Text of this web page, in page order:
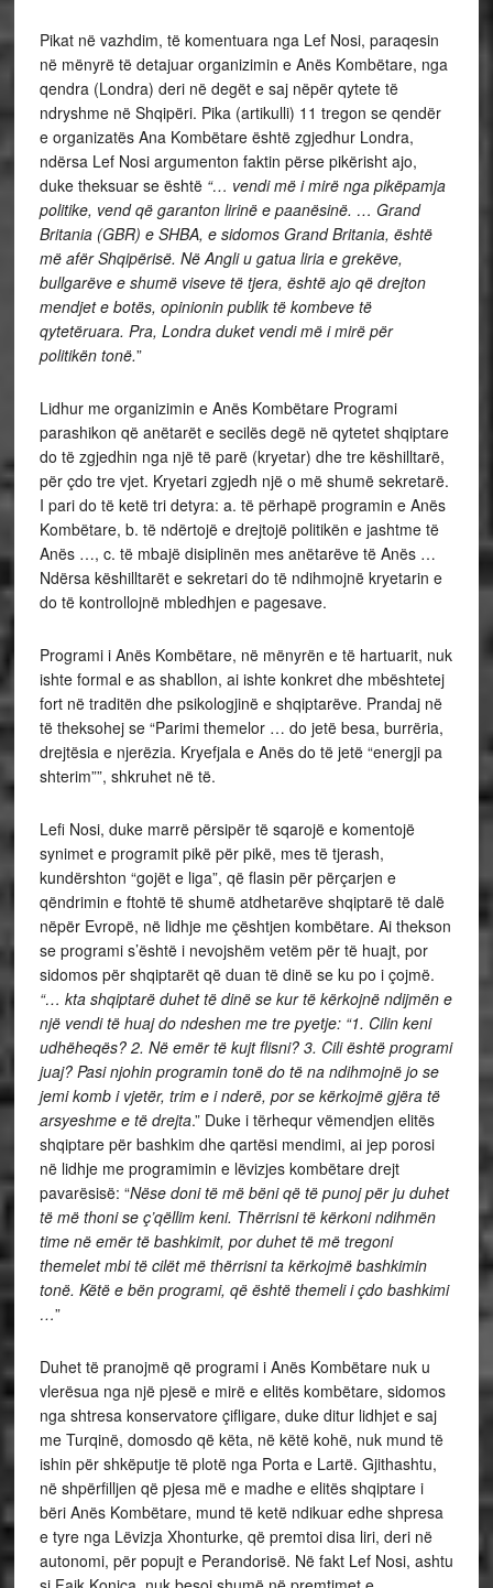
Pikat në vazhdim, të komentuara nga Lef Nosi, paraqesin
në mënyrë të detajuar organizimin e Anës Kombëtare, nga
qendra (Londra) deri në degët e saj nëpër qytete të
ndryshme në Shqipëri. Pika (artikulli) 11 tregon se qendër
e organizatës Ana Kombëtare është zgjedhur Londra,
ndërsa Lef Nosi argumenton faktin përse pikërisht ajo,
duke theksuar se është “… vendi më i mirë nga pikëpamja
politike, vend që garanton lirinë e paanësinë. … Grand
Britania (GBR) e SHBA, e sidomos Grand Britania, është
më afër Shqipërisë. Në Angli u gatua liria e grekëve,
bullgarëve e shumë viseve të tjera, është ajo që drejton
mendjet e botës, opinionin publik të kombeve të
qytetëruara. Pra, Londra duket vendi më i mirë për
politikën tonë.”
Lidhur me organizimin e Anës Kombëtare Programi
parashikon që anëtarët e secilës degë në qytetet shqiptare
do të zgjedhin nga një të parë (kryetar) dhe tre këshilltarë,
për çdo tre vjet. Kryetari zgjedh një o më shumë sekretarë.
I pari do të ketë tri detyra: a. të përhapë programin e Anës
Kombëtare, b. të ndërtojë e drejtojë politikën e jashtme të
Anës …, c. të mbajë disiplinën mes anëtarëve të Anës …
Ndërsa këshilltarët e sekretari do të ndihmojnë kryetarin e
do të kontrollojnë mbledhjen e pagesave.
Programi i Anës Kombëtare, në mënyrën e të hartuarit, nuk
ishte formal e as shabllon, ai ishte konkret dhe mbështetej
fort në traditën dhe psikologjinë e shqiptarëve. Prandaj në
të theksohej se “Parimi themelor … do jetë besa, burrëria,
drejtësia e njerëzia. Kryefjala e Anës do të jetë “energji pa
shterim””, shkruhet në të.
Lefi Nosi, duke marrë përsipër të sqarojë e komentojë
synimet e programit pikë për pikë, mes të tjerash,
kundërshton “gojët e liga”, që flasin për përçarjen e
qëndrimin e ftohtë të shumë atdhetarëve shqiptarë të dalë
nëpër Evropë, në lidhje me çështjen kombëtare. Ai thekson
se programi s’është i nevojshëm vetëm për të huajt, por
sidomos për shqiptarët që duan të dinë se ku po i çojmë.
“… kta shqiptarë duhet të dinë se kur të kërkojnë ndijmën e
një vendi të huaj do ndeshen me tre pyetje: “1. Cilin keni
udhëheqës? 2. Në emër të kujt flisni? 3. Cili është programi
juaj? Pasi njohin programin tonë do të na ndihmojnë jo se
jemi komb i vjetër, trim e i nderë, por se kërkojmë gjëra të
arsyeshme e të drejta.” Duke i tërhequr vëmendjen elitës
shqiptare për bashkim dhe qartësi mendimi, ai jep porosi
në lidhje me programimin e lëvizjes kombëtare drejt
pavarësisë: “Nëse doni të më bëni që të punoj për ju duhet
të më thoni se ç’qëllim keni. Thërrisni të kërkoni ndihmën
time në emër të bashkimit, por duhet të më tregoni
themelet mbi të cilët më thërrisni ta kërkojmë bashkimin
tonë. Këtë e bën programi, që është themeli i çdo bashkimi
…”
Duhet të pranojmë që programi i Anës Kombëtare nuk u
vlerësua nga një pjesë e mirë e elitës kombëtare, sidomos
nga shtresa konservatore çifligare, duke ditur lidhjet e saj
me Turqinë, domosdo që këta, në këtë kohë, nuk mund të
ishin për shkëputje të plotë nga Porta e Lartë. Gjithashtu,
në shpërfilljen që pjesa më e madhe e elitës shqiptare i
bëri Anës Kombëtare, mund të ketë ndikuar edhe shpresa
e tyre nga Lëvizja Xhonturke, që premtoi disa liri, deri në
autonomi, për popujt e Perandorisë. Në fakt Lef Nosi, ashtu